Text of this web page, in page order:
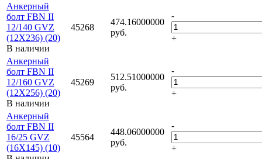
Анкерный
болт FBN II
12/140 GVZ
(12X236) (20)
В наличии
45268
474.16000000
руб.
-
+
Анкерный
болт FBN II
12/160 GVZ
(12X256) (20)
В наличии
45269
512.51000000
руб.
-
+
Анкерный
болт FBN II
16/25 GVZ
(16X145) (10)
45564
448.06000000
руб.
-
+